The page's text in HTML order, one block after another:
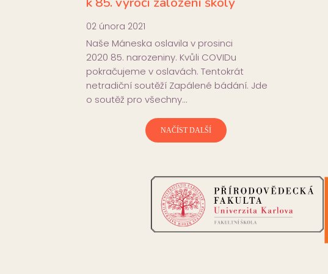
02 února 2021
Naše Máneska oslavila v prosinci
2020 85. narozeniny. Kvůli COVIDu
pokračujeme v oslavách. Tentokrát
netradiční soutěží Zapálené bádání. Jde
o soutěž pro všechny…
NAČÍST DALŠÍ